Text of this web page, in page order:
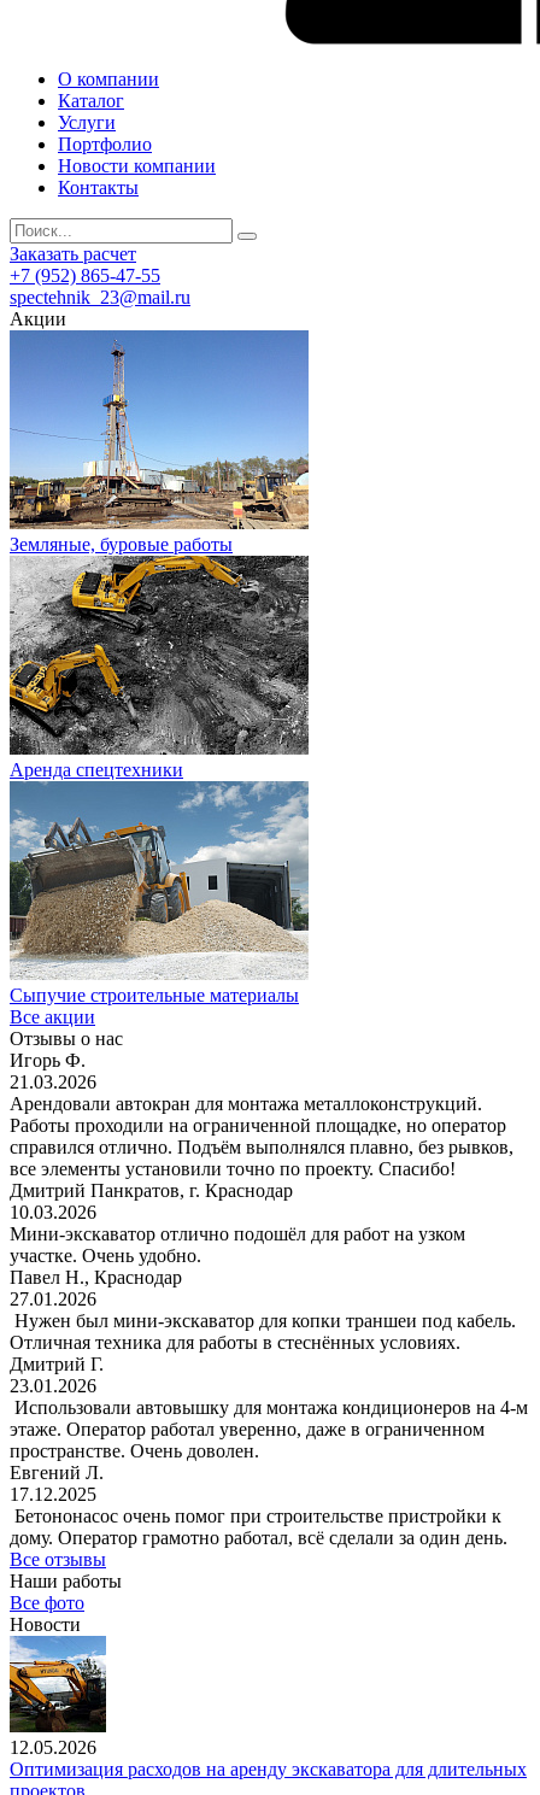
О компании
Каталог
Услуги
Портфолио
Новости компании
Контакты
Заказать расчет
+7 (952) 865-47-55
spectehnik_23@mail.ru
Акции
Земляные, буровые работы
Аренда спецтехники
Сыпучие строительные материалы
Все акции
Отзывы о нас
Игорь Ф.
21.03.2026
Арендовали автокран для монтажа металлоконструкций.
Работы проходили на ограниченной площадке, но оператор
справился отлично. Подъём выполнялся плавно, без рывков,
все элементы установили точно по проекту. Спасибо!
Дмитрий Панкратов, г. Краснодар
10.03.2026
Мини-экскаватор отлично подошёл для работ на узком
участке. Очень удобно.
Павел Н., Краснодар
27.01.2026
Нужен был мини-экскаватор для копки траншеи под кабель.
Отличная техника для работы в стеснённых условиях.
Дмитрий Г.
23.01.2026
Использовали автовышку для монтажа кондиционеров на 4-м
этаже. Оператор работал уверенно, даже в ограниченном
пространстве. Очень доволен.
Евгений Л.
17.12.2025
Бетононасос очень помог при строительстве пристройки к
дому. Оператор грамотно работал, всё сделали за один день.
Все отзывы
Наши работы
Все фото
Новости
12.05.2026
Оптимизация расходов на аренду экскаватора для длительных
проектов